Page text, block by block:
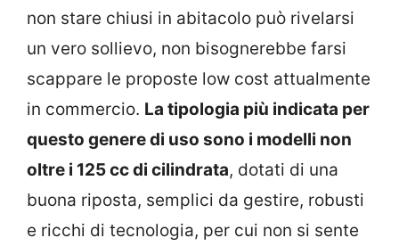
non stare chiusi in abitacolo può rivelarsi
un vero sollievo, non bisognerebbe farsi
scappare le proposte low cost attualmente
in commercio. La tipologia più indicata per
questo genere di uso sono i modelli non
oltre i 125 cc di cilindrata, dotati di una
buona riposta, semplici da gestire, robusti
e ricchi di tecnologia, per cui non si sente